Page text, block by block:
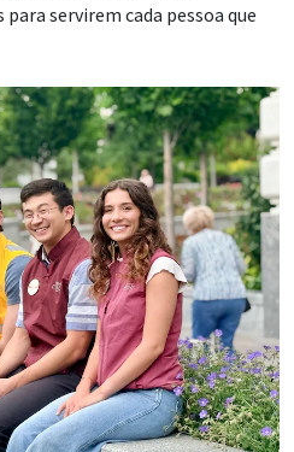
servirem cada pessoa que